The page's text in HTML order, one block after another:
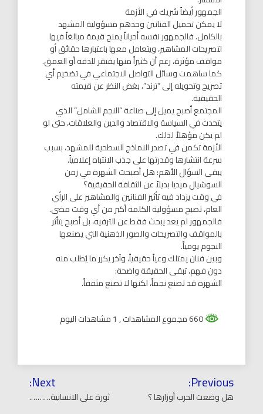
الجمهور أيضاً شريك في الأزمة
لا يمكن تحميل الفنانين وحدهم مسؤولية المشهد
بالكامل. فالجمهور نفسه أحياناً يمنح قيمة مبالغاً فيها
لتصريحات المشاهير، ويتعامل معها باعتبارها حقائق أو
مواقف مؤثرة، رغم أن كثيراً منها يفتقر للدقة أو العمق.
كما ساهمت وسائل التواصل الاجتماعي في تضخيم أي
تصريح وتحويله إلى “ترند”، بغض النظر عن قيمته
الحقيقية.
المجتمع أصبح يميل إلى صناعة “النجم الشامل” الذي
يتحدث في السياسة والاقتصاد والدين والعلاقات، حتى لو
لم يكن مؤهلاً لذلك.
الأزمة تكمن في تصدر النماذج السطحية للمشهد، بسبب
سرعة انتشارها وقدرتها على جذب الانتباه إعلامياً.
يبقى السؤال الأهم: هل أصبحت الشهرة في زمن
السوشيال ميديا بديلاً عن الثقافة الحقيقية؟
في وقت يزداد فيه تأثير الفنانين والمشاهير على الرأي
العام، تصبح مسؤولية الكلمة أكبر من أي وقت مضى.
فالجمهور لم يعد يبحث فقط عن الترفيه، بل أصبح يتأثر
بالمواقف والتصريحات والصور الذهنية التي يصنعها
النجوم يومياً.
وبين فنان يمتلك وعياً حقيقياً، وآخر يكرر ما يُطلب منه
دون فهم، تبقى الحقيقة واضحة:
الشهرة قد تصنع نجماً، لكنها لا تصنع مثقفاً.
, 1 مشاهدات اليوم
تصفّح
المقالات
Previous:
هل وضعت الحرب أوزارها ؟
Next:
ثورة على الانسانية……….